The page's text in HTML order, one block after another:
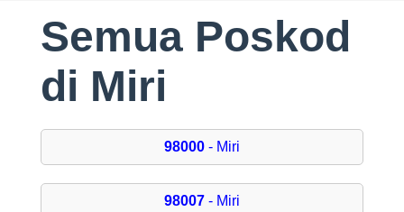
Semua Poskod
di Miri
98000- Miri
98007- Miri